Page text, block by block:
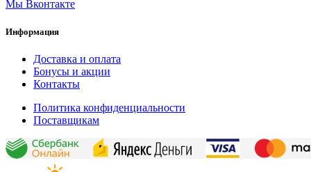
Мы Вконтакте
Информация
Доставка и оплата
Бонусы и акции
Контакты
Политика конфиденциальности
Поставщикам